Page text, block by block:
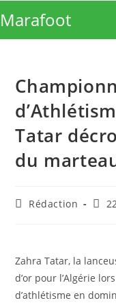
to
content
Marafoot
Tatar
du
Auteur/autrice
Rédaction
Zahra Tatar, la
d’or pour l’Algérie
d’athlétisme en